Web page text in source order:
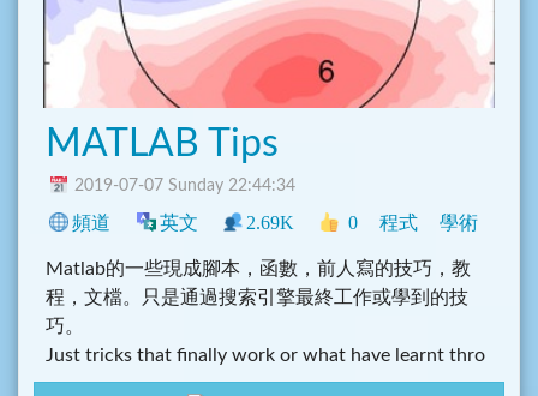
MATLAB Tips
2019-07-07 Sunday 22:44:34
頻道 英文 2.69K 0 程式 學術
Matlab的一些現成腳本，函數，前人寫的技巧，教
程，文檔。只是通過搜索引擎最終工作或學到的技
巧。
Just tricks that finally work or what have learnt thro
ugh search engines.